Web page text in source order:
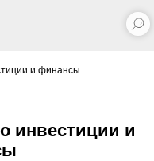
и финансы
инвестиции и